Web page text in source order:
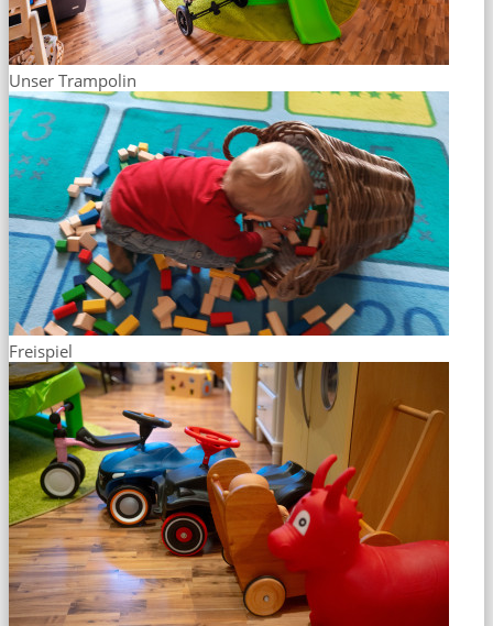
Unser Trampolin
Freispiel